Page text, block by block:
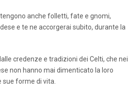
anche folletti, fate e gnomi,
e te ne accorgerai subito, durante la
credenze e tradizioni dei Celti, che nei
non hanno mai dimenticato la loro
sue forme di vita.